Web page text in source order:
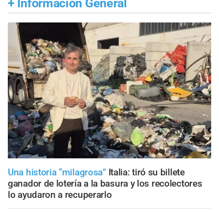
+ Información General
Una historia “milagrosa” Italia: tiró su billete
ganador de lotería a la basura y los recolectores
lo ayudaron a recuperarlo